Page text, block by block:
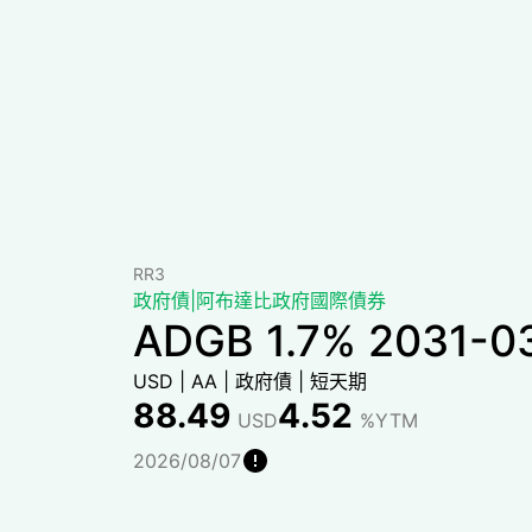
RR3
政府債 阿布達比政府國際債券
ADGB 1.7% 2031-
USD AA 政府債 短天期
88.49 USD
2026/08/07
4.52 %YTM